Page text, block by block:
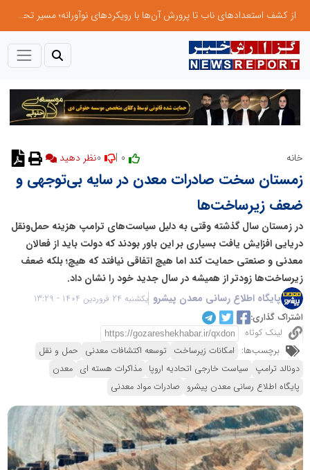
از کشف استعدادهای ناب تا پرورش آن‌ها با رویکردهای نوآورانه؛ مسیر تحول‌آفرین شنای ایران در سطح جهانی
خانه نظر دهید
زمستان سخت صادرات معدن در سایه بی‌توجهی و
ضعف زیرساخت‌ها
در زمستان سال گذشته وقتی به دلیل سیاست‌های ترامپ هزینه حمل‌ونقل
دریایی افزایش یافت بسیاری بر این باور بودند که دولت باید از فعالان
معدنی و صنعتی حمایت کند اما هیچ اتفاقی نیافتد که هیچ؛ بلکه ضعف
زیرساخت‌ها زودتر از همیشه در سال جدید خود را نشان داد.
پایگاه اطلاع رسانی معدن پیشرو یکشنبه 24 فروردین 1404 - 13:29
اشتراک گذاری:
لینک کوتاه
برچسب‌ها: امکانات زیرساخت توسعه اکتشافات معدنی حمل و نقل
دونالد ترامپ سیاست خارجی اتحادیه اروپا مذاکرات هسته ای معدن
پایگاه اطلاع رسانی معدن پیشرو صادرات مواد معدنی